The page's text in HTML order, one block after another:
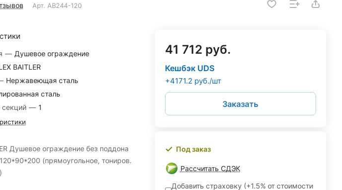
Арт. AB244-120
— Душевое ограждение
BAITLER
Нержавеющая сталь
сталь
секций — 1
Душевое ограждение без поддона
(прямоугольное, тониров.
41 712 руб.
Кешбэк UDS
+4171.2 руб./шт
Заказать
Под заказ
Рассчитать СДЭК
Добавить страховку (+1.5% от стоимости